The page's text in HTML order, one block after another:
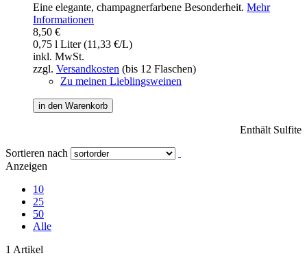
Eine elegante, champagnerfarbene Besonderheit. Mehr
Informationen
8,50 €
0,75 l Liter (11,33 €/L)
inkl. MwSt.
zzgl. Versandkosten (bis 12 Flaschen)
Zu meinen Lieblingsweinen
in den Warenkorb
Enthält Sulfite
Sortieren nach
Anzeigen
10
25
50
Alle
1 Artikel